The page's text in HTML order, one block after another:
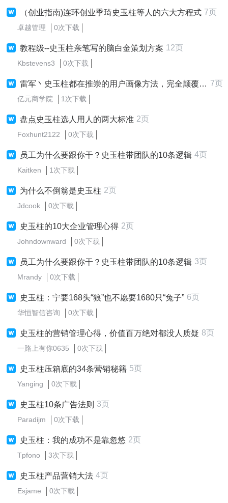
（创业指南)连环创业季琦史玉柱等人的六大方程式 7页
卓越管理 0次下载
教程级--史玉柱亲笔写的脑白金策划方案 12页
Kbstevens3 0次下载
雷军丶史玉柱都在推崇的用户画像方法，完全颠覆你的认知 7页
亿元商学院 1次下载
盘点史玉柱选人用人的两大标准 2页
Foxhunt2122 0次下载
员工为什么要跟你干？史玉柱带团队的10条逻辑 4页
Kaitken 1次下载
为什么不倒翁是史玉柱 2页
Jdcook 0次下载
史玉柱的10大企业管理心得 2页
Johndownward 0次下载
员工为什么要跟你干？史玉柱带团队的10条逻辑 3页
Mrandy 0次下载
史玉柱：宁要168头“狼”也不愿要1680只“兔子” 6页
华恒智信咨询 0次下载
史玉柱的营销管理心得，价值百万绝对都没人质疑 8页
一路上有你0635 0次下载
史玉柱压箱底的34条营销秘籍 5页
Yanging 0次下载
史玉柱10条广告法则 3页
Paradijm 0次下载
史玉柱：我的成功不是靠忽悠 2页
Tpfono 3次下载
史玉柱产品营销大法 4页
Esjame 0次下载